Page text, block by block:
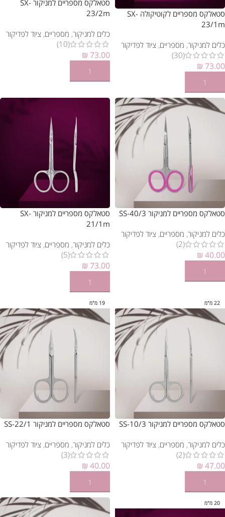
סטאלקס מספריים לקוטיקולה SX-
23/1m
כלים למניקור, מספריים, ציוד לפדיקור
(30)
₪ 73.00
הוספה לסל
סטאלקס מספריים למניקור SX-
23/2m
כלים למניקור, מספריים, ציוד לפדיקור
(10)
₪ 73.00
הוספה לסל
סטאלקס מספריים למניקור SS-40/3
כלים למניקור, מספריים, ציוד לפדיקור
(2)
₪ 40.00
הוספה לסל
סטאלקס מספריים למניקור SX-
21/1m
כלים למניקור, מספריים, ציוד לפדיקור
(5)
₪ 73.00
הוספה לסל
22 מ"מ
סטאלקס מספריים למניקור SS-10/3
כלים למניקור, מספריים, ציוד לפדיקור
(2)
₪ 47.00
הוספה לסל
19 מ"מ
סטאלקס מספריים למניקור SS-22/1
כלים למניקור, מספריים, ציוד לפדיקור
(3)
₪ 40.00
הוספה לסל
20 מ"מ